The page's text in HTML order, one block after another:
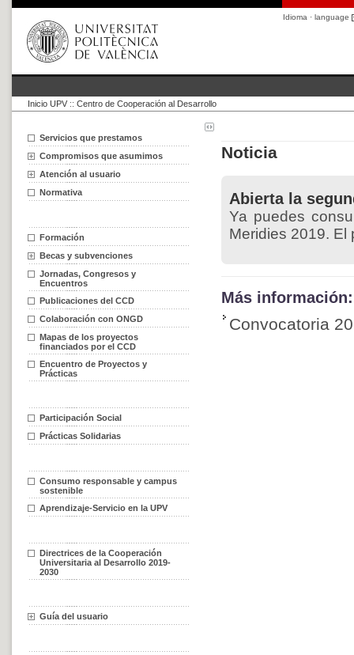
Idioma · language
Inicio UPV :: Centro de Cooperación al Desarrollo
Servicios que prestamos
Compromisos que asumimos
Atención al usuario
Normativa
Formación
Becas y subvenciones
Jornadas, Congresos y
Encuentros
Publicaciones del CCD
Colaboración con ONGD
Mapas de los proyectos
financiados por el CCD
Encuentro de Proyectos y
Prácticas
Participación Social
Prácticas Solidarias
Consumo responsable y campus
sostenible
Aprendizaje-Servicio en la UPV
Directrices de la Cooperación
Universitaria al Desarrollo 2019-
2030
Guía del usuario
Noticia
Abierta la
Ya puedes
Meridies 2019. El
Más información:
Convocatoria